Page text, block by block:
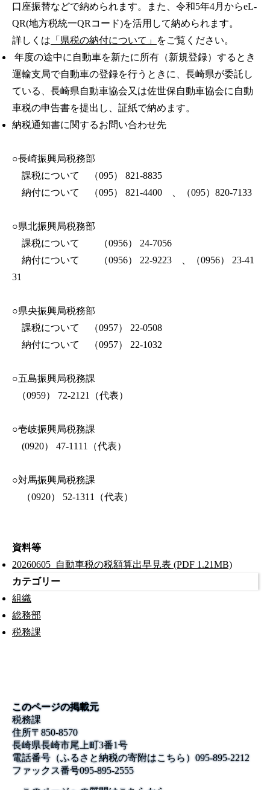
口座振替などで納められます。また、令和5年4月からeL-
QR(地方税統一QRコード)を活用して納められます。
詳しくは 「県税の納付について」
をご覧ください。
年度の途中に自動車を新たに所有（新規登録）するとき
運輸支局で自動車の登録を行うときに、長崎県が委託し
ている、長崎県自動車協会又は佐世保自動車協会に自動
車税の申告書を提出し、証紙で納めます。
納税通知書に関するお問い合わせ先
○長崎振興局税務部
課税について （095） 821-8835
納付について （095） 821-4400 、（095）820-7133
○県北振興局税務部
課税について （0956） 24-7056
納付について （0956） 22-9223 、（0956） 23-41
31
○県央振興局税務部
課税について （0957） 22-0508
納付について （0957） 22-1032
○五島振興局税務課
（0959） 72-2121（代表）
○壱岐振興局税務課
(0920） 47-1111（代表）
○対馬振興局税務課
（0920） 52-1311（代表）
資料等
20260605_自動車税の税額算出早見表 (PDF 1.21MB)
カテゴリー
組織
総務部
税務課
このページの掲載元
税務課
住所〒850-8570
長崎県長崎市尾上町3番1号
電話番号 （ふるさと納税の寄附はこちら）095-895-2212
ファックス番号095-895-2555